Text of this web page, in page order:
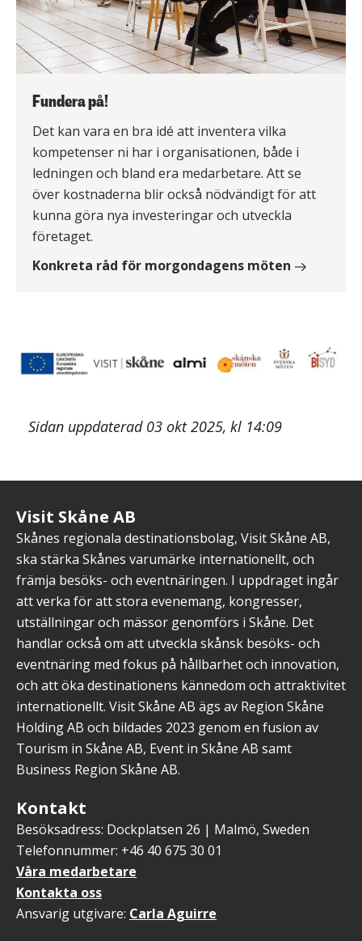
Fundera på!
Det kan vara en bra idé att inventera vilka
kompetenser ni har i organisationen, både i
ledningen och bland era medarbetare. Att se
över kostnaderna blir också nödvändigt för att
kunna göra nya investeringar och utveckla
företaget.
Konkreta råd för morgondagens möten
Sidan uppdaterad 03 okt 2025, kl 14:09
Visit Skåne AB
Skånes regionala destinationsbolag, Visit Skåne AB,
ska stärka Skånes varumärke internationellt, och
främja besöks- och eventnäringen. I uppdraget ingår
att verka för att stora evenemang, kongresser,
utställningar och mässor genomförs i Skåne. Det
handlar också om att utveckla skånsk besöks- och
eventnäring med fokus på hållbarhet och innovation,
och att öka destinationens kännedom och attraktivitet
internationellt. Visit Skåne AB ägs av Region Skåne
Holding AB och bildades 2023 genom en fusion av
Tourism in Skåne AB, Event in Skåne AB samt
Business Region Skåne AB.
Kontakt
Besöksadress: Dockplatsen 26 | Malmö, Sweden
Telefonnummer: +46 40 675 30 01
Våra medarbetare
Kontakta oss
Ansvarig utgivare: Carla Aguirre